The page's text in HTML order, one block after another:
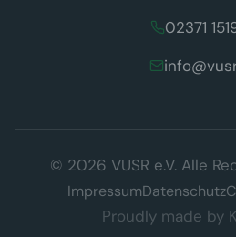
02371
© 2026 VUSR e.V. Alle
ImpressumDatenschutz
Proudly made by
Diese Website verwendet
TDDDG). Es werden keine
eingesetzt.Datenschutzerklärung